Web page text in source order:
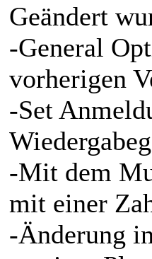
Geändert
-General
vorherigen
-Set
-Mit dem
mit einer
-Änderung